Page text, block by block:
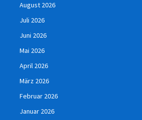
August 2026
Juli 2026
Juni 2026
Mai 2026
April 2026
März 2026
Februar 2026
Januar 2026